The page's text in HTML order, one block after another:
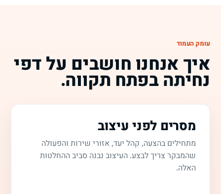
עומק העמוד
איך אנחנו חושבים על דפי
נחיתה בפתח תקווה.
מסרים לפני עיצוב
מתחילים בהצעה, קהל יעד, אזורי שירות והפעולה
שהמבקר צריך לבצע. העיצוב נבנה סביב ההחלטות
האלה.